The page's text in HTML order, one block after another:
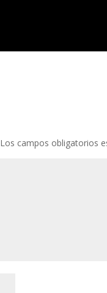
Los campos obligatorios